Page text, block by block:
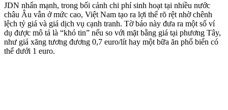
JDN nhấn mạnh, trong bối cảnh chi phí sinh hoạt tại nhiều nước
châu Âu vẫn ở mức cao, Việt Nam tạo ra lợi thế rõ rệt nhờ chênh
lệch tỷ giá và giá dịch vụ cạnh tranh. Tờ báo này đưa ra một số ví
dụ được mô tả là “khó tin” nếu so với mặt bằng giá tại phương Tây,
như giá xăng tương đương 0,7 euro/lít hay một bữa ăn phổ biến có
thể dưới 1 euro.